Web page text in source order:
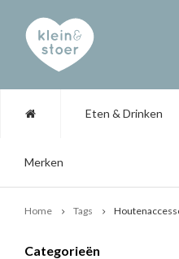
Eten & Drinken
Merken
Home Tags
Categorieën